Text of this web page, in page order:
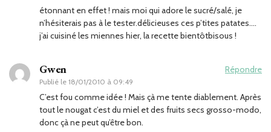
étonnant en effet ! mais moi qui adore le sucré/salé, je
n’hésiterais pas à le tester.délicieuses ces p’tites patates….
j’ai cuisiné les miennes hier, la recette bientôtbisous !
Gwen
Publié le 18/01/2010 à 09:49
Répondre
C’est fou comme idée ! Mais çà me tente diablement. Après
tout le nougat c’est du miel et des fruits secs grosso-modo,
donc çà ne peut qu’être bon.